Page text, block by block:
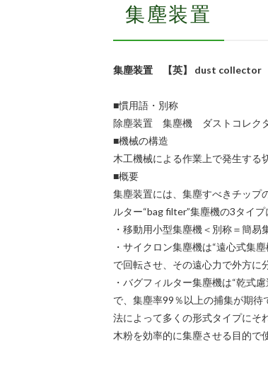
集塵装置
集塵装置 【英】 dust collector
■慣用語・別称
除塵装置 集塵機 ダストコレク
■機械の構造
木工機械による作業上で発生す
■概要
集塵装置には、集塵すべきチップ
ルター“bag filter”集塵機の3タイプ
・移動用小型集塵機＜別称＝簡
・サイクロン集塵機は“遠心式集
で回転させ、その遠心力で外方に
・バグフィルター集塵機は“乾式
で、集塵率99％以上の捕集が期
法によって多くの形式タイプにそ
木粉を効率的に集塵させる目的